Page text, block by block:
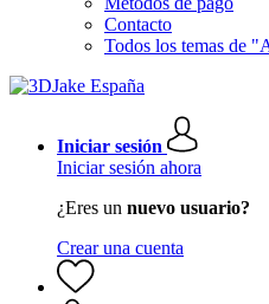
Contacto
Todos los temas de
Iniciar sesión
Iniciar sesión ahora
¿Eres un nuevo usuario?
Crear una cuenta